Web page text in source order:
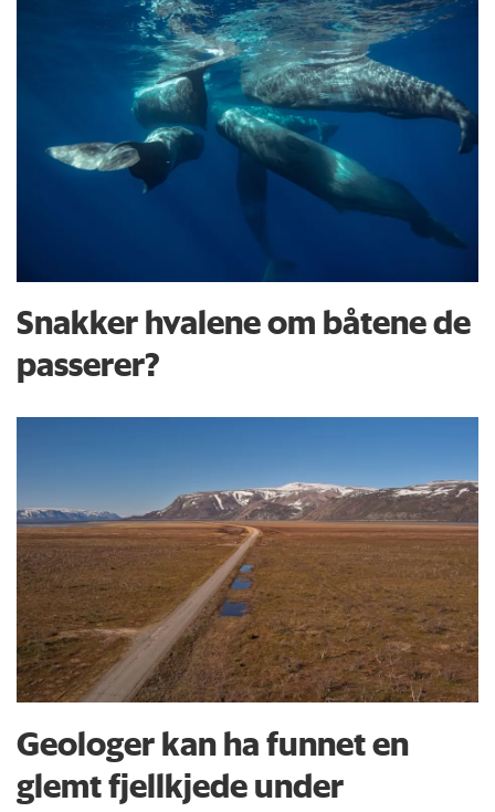
Snakker hvalene om båtene de
passerer?
Geologer kan ha funnet en
glemt fjellkjede under